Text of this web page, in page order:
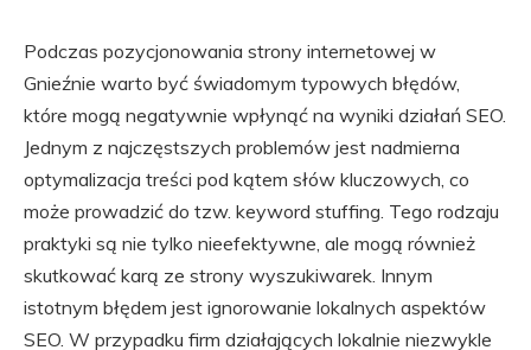
Podczas pozycjonowania strony internetowej w
Gnieźnie warto być świadomym typowych błędów,
które mogą negatywnie wpłynąć na wyniki działań SEO.
Jednym z najczęstszych problemów jest nadmierna
optymalizacja treści pod kątem słów kluczowych, co
może prowadzić do tzw. keyword stuffing. Tego rodzaju
praktyki są nie tylko nieefektywne, ale mogą również
skutkować karą ze strony wyszukiwarek. Innym
istotnym błędem jest ignorowanie lokalnych aspektów
SEO. W przypadku firm działających lokalnie niezwykle